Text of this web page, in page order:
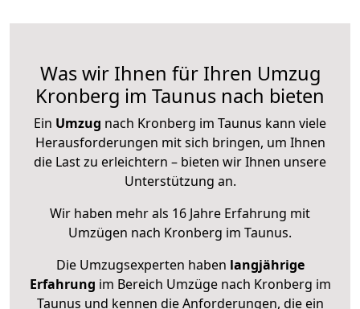
Was wir Ihnen für Ihren Umzug
Kronberg im Taunus nach bieten
Ein Umzug nach Kronberg im Taunus kann viele
Herausforderungen mit sich bringen, um Ihnen
die Last zu erleichtern – bieten wir Ihnen unsere
Unterstützung an.
Wir haben mehr als 16 Jahre Erfahrung mit
Umzügen nach Kronberg im Taunus.
Die Umzugsexperten haben langjährige
Erfahrung im Bereich Umzüge nach Kronberg im
Taunus und kennen die Anforderungen, die ein